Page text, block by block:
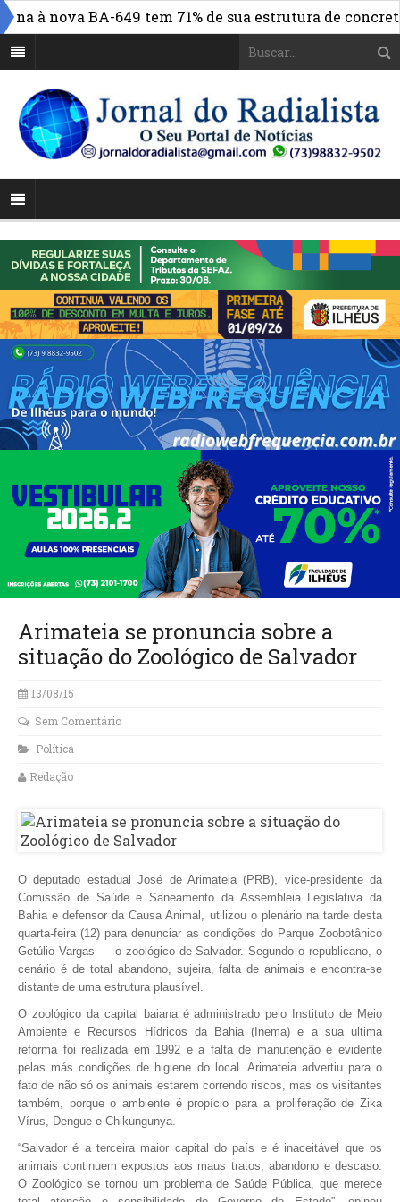
nova BA-649 tem 71% de sua estrutura de concreto
Arimateia se pronuncia sobre a
situação do Zoológico de Salvador
13/08/15
Sem Comentário
Política
Redação
O deputado estadual José de Arimateia (PRB), vice-presidente da
Comissão de Saúde e Saneamento da Assembleia Legislativa da
Bahia e defensor da Causa Animal, utilizou o plenário na tarde desta
quarta-feira (12) para denunciar as condições do Parque Zoobotânico
Getúlio Vargas — o zoológico de Salvador. Segundo o republicano, o
cenário é de total abandono, sujeira, falta de animais e encontra-se
distante de uma estrutura plausível.
O zoológico da capital baiana é administrado pelo Instituto de Meio
Ambiente e Recursos Hídricos da Bahia (Inema) e a sua ultima
reforma foi realizada em 1992 e a falta de manutenção é evidente
pelas más condições de higiene do local. Arimateia advertiu para o
fato de não só os animais estarem correndo riscos, mas os visitantes
também, porque o ambiente é propício para a proliferação de Zika
Vírus, Dengue e Chikungunya.
“Salvador é a terceira maior capital do país e é inaceitável que os
animais continuem expostos aos maus tratos, abandono e descaso.
O Zoológico se tornou um problema de Saúde Pública, que merece